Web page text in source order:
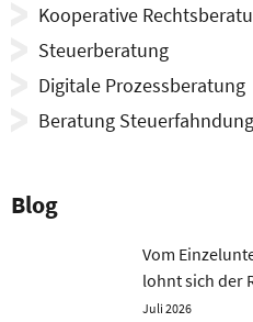
Kooperative
Steuerberatung
Digitale Prozessberatung
Beratung
Blog
Vom
lohnt sich der
Juli 2026